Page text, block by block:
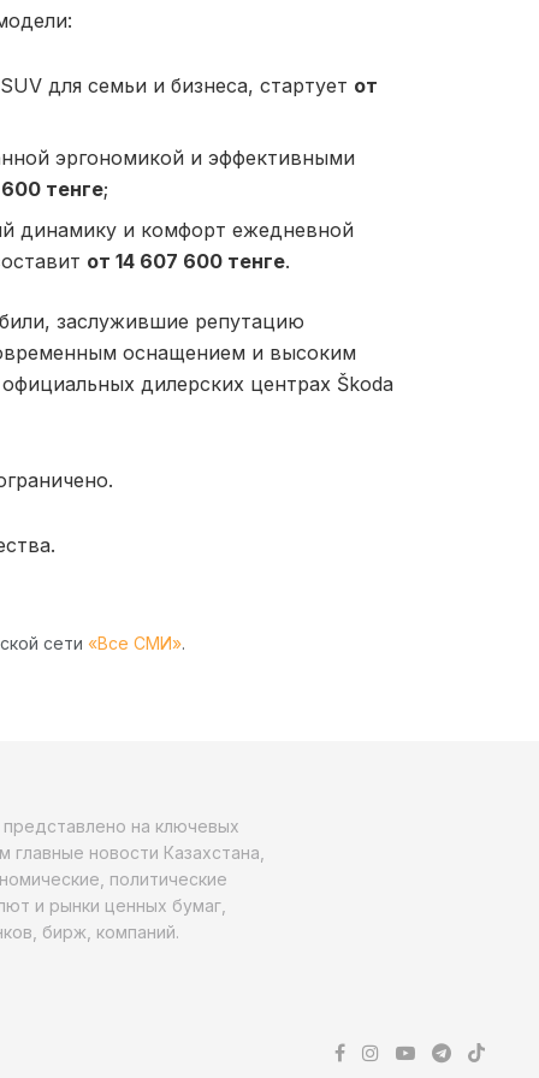
для семьи и бизнеса, стартует от
эргономикой и эффективными
600 тенге;
динамику и комфорт ежедневной
от 14 607 600 тенге.
заслужившие репутацию
оснащением и высоким
дилерских центрах Škoda
сети «Все СМИ».
представлено на ключевых
новости Казахстана,
политические
и рынки ценных бумаг,
бирж, компаний.